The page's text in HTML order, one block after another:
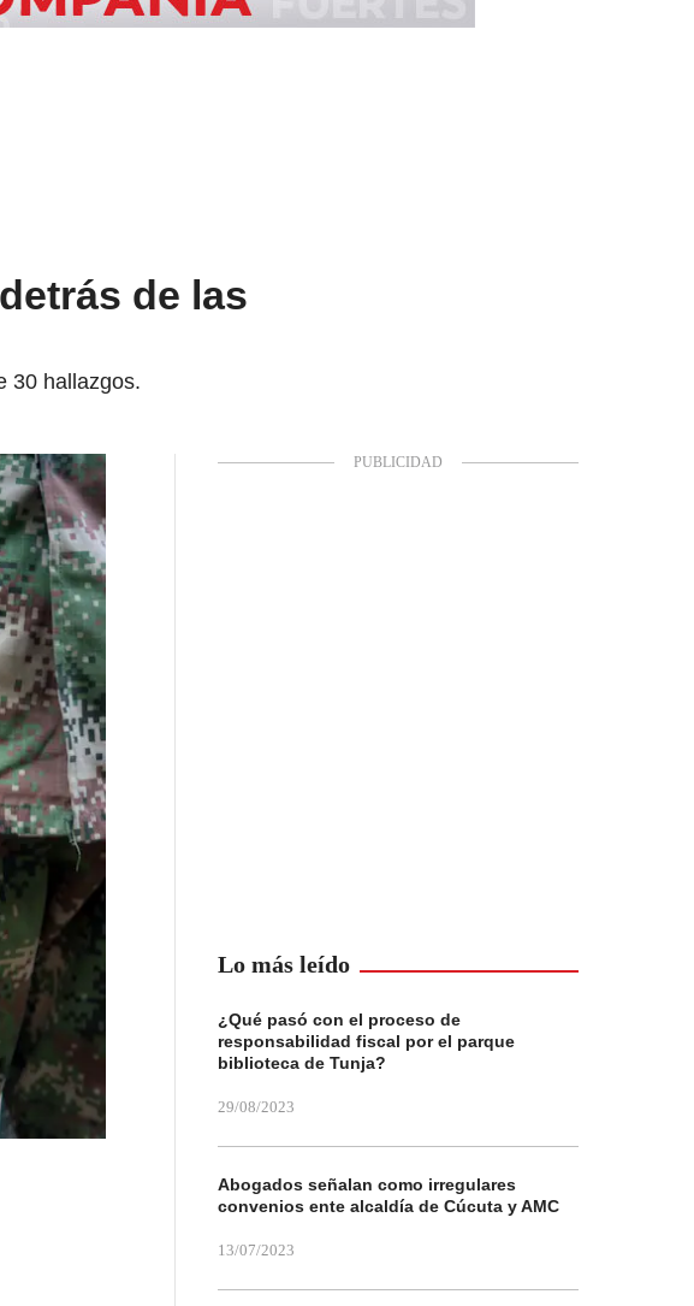
de las
30 hallazgos.
Lo más leído
¿Qué pasó con el proceso de
responsabilidad fiscal por el parque
biblioteca de Tunja?
29/08/2023
Abogados señalan como irregulares
convenios ente alcaldía de Cúcuta y AMC
13/07/2023